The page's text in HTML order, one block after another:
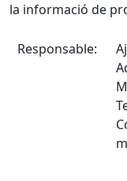
la informació de
Responsable: